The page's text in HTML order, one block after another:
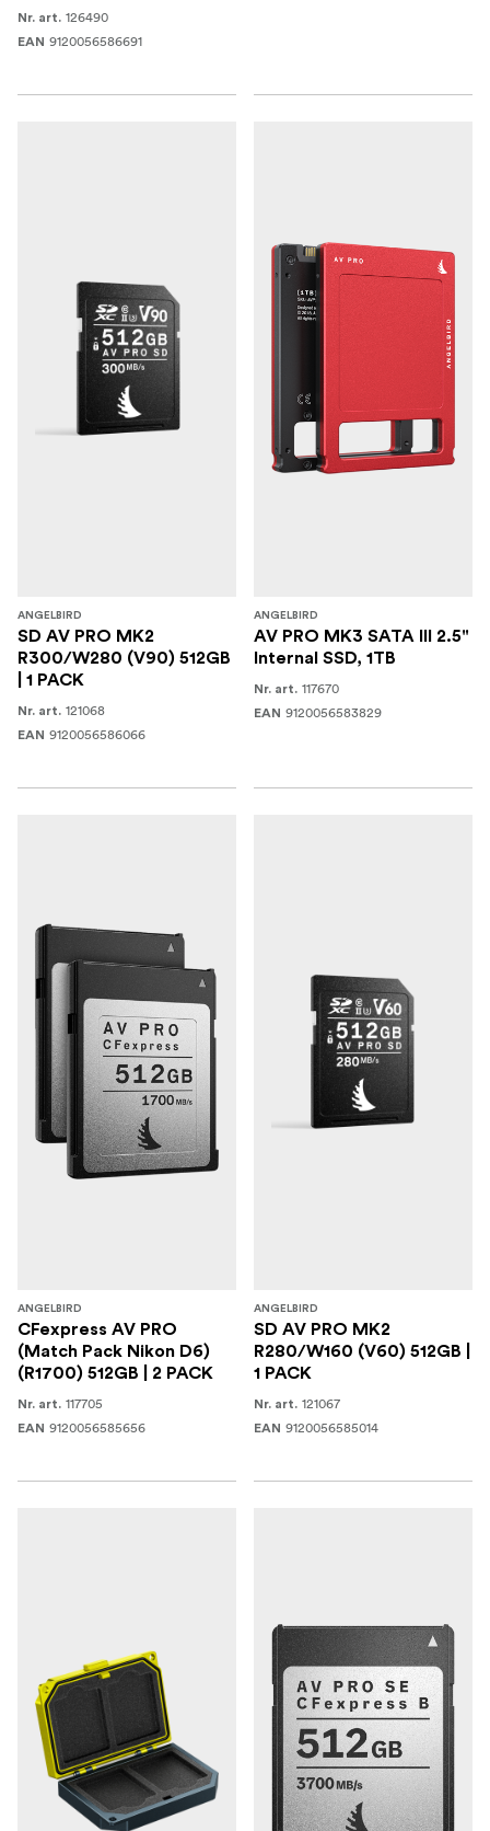
Nr. art. 126490
EAN 9120056586691
ANGELBIRD
SD AV PRO MK2
R300/W280 (V90) 512GB
| 1 PACK
Nr. art. 121068
EAN 9120056586066
ANGELBIRD
AV PRO MK3 SATA III 2.5"
Internal SSD, 1TB
Nr. art. 117670
EAN 9120056583829
ANGELBIRD
CFexpress AV PRO
(Match Pack Nikon D6)
(R1700) 512GB | 2 PACK
Nr. art. 117705
EAN 9120056585656
ANGELBIRD
SD AV PRO MK2
R280/W160 (V60) 512GB |
1 PACK
Nr. art. 121067
EAN 9120056585014